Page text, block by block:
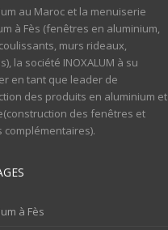
au Maroc et la menuiserie
à Fès (fenêtres en aluminium,
murs rideaux,
la société INOXALUM à su
en tant que leader de
des produits en aluminium et
des fenêtres et
complémentaires).
à Fès